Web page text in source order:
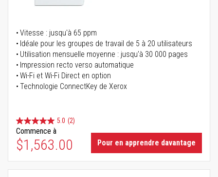
Vitesse : jusqu'à 65 ppm
Idéale pour les groupes de travail de 5 à 20 utilisateurs
Utilisation mensuelle moyenne : jusqu'à 30 000 pages
Impression recto verso automatique
Wi-Fi et Wi-Fi Direct en option
Technologie ConnectKey de Xerox
5.0 (2)
Commence à
$1,563.00 Pour en apprendre davantage